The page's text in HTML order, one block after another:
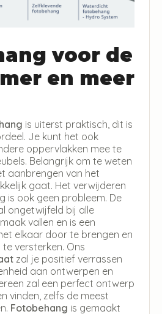
voor de
en meer
is uiterst praktisch, dit is
Je kunt het ook
oppervlakken mee te
Belangrijk om te weten
aanbrengen van het
gaat. Het verwijderen
is ook geen probleem. De
ongetwijfeld bij alle
vallen en is een
elkaar door te brengen en
versterken. Ons
zal je positief verrassen
aan ontwerpen en
zal een perfect ontwerp
vinden, zelfs de meest
Fotobehang is gemaakt